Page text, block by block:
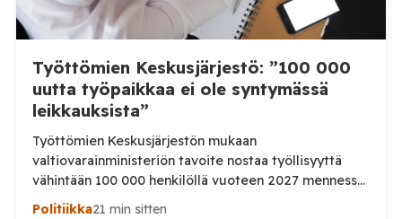
Työttömien Keskusjärjestö: ”100 000
uutta työpaikkaa ei ole syntymässä
leikkauksista”
Työttömien Keskusjärjestön mukaan
valtiovarainministeriön tavoite nostaa työllisyyttä
vähintään 100 000 henkilöllä vuoteen 2027 mennessä
ei ole realistinen, jos työllisyyspalveluihin kohdistuvia
Politiikka21 min sitten